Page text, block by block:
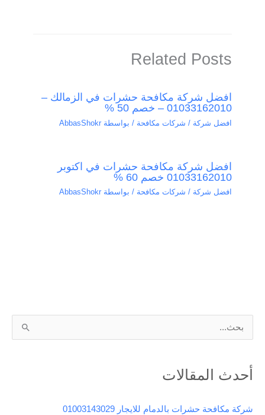
Related Posts
افضل شركة مكافحة حشرات في الزمالك –
01033162010 – خصم 50 %
افضل شركة / شركات مكافحة / بواسطة AbbasShokr
افضل شركة مكافحة حشرات في اكتوبر
01033162010 خصم 60 %
افضل شركة / شركات مكافحة / بواسطة AbbasShokr
ب
حأحدث المقالات
شركة مكافحة حشرات بالدمام للايجار 01003143029